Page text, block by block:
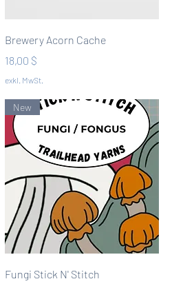
Schnellansicht
Brewery Acorn Cache
Preis
18,00 $
exkl. MwSt.
Schnellansicht
New
Fungi Stick N' Stitch